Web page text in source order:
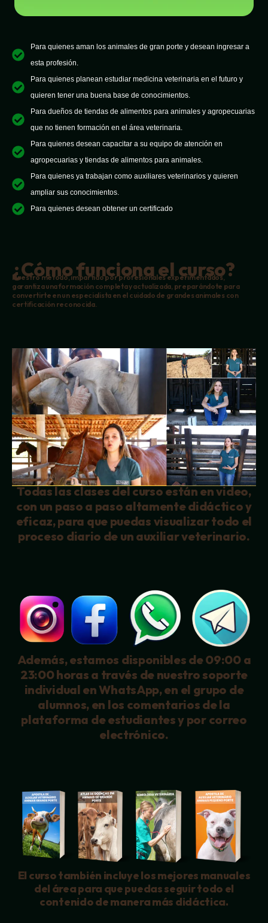
Para quienes aman los animales de gran porte y desean ingresar a
esta profesión.
Para quienes planean estudiar medicina veterinaria en el futuro y
quieren tener una buena base de conocimientos.
Para dueños de tiendas de alimentos para animales y agropecuarias
que no tienen formación en el área veterinaria.
Para quienes desean capacitar a su equipo de atención en
agropecuarias y tiendas de alimentos para animales.
Para quienes ya trabajan como auxiliares veterinarios y quieren
ampliar sus conocimientos.
Para quienes desean obtener un certificado
¿Cómo funciona el curso?
Nuestro método, impartido por profesionales experimentados,
garantiza una formación completa y actualizada, preparándote para
convertirte en un especialista en el cuidado de grandes animales con
certificación reconocida.
Todas las clases del curso están en video,
con un paso a paso altamente didáctico y
eficaz, para que puedas visualizar todo el
proceso diario de un auxiliar veterinario.
Además, estamos disponibles de 09:00 a
23:00 horas a través de nuestro soporte
individual en WhatsApp, en el grupo de
alumnos, en los comentarios de la
plataforma de estudiantes y por correo
electrónico.
El curso también incluye los mejores manuales
del área para que puedas seguir todo el
contenido de manera más didáctica.